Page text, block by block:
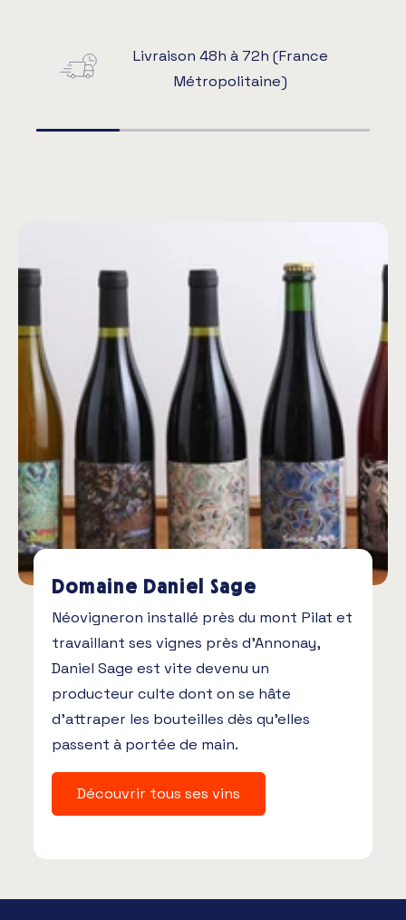
Livraison 48h à 72h (France
Métropolitaine)
Domaine Daniel Sage
Néovigneron installé près du mont Pilat et
travaillant ses vignes près d’Annonay,
Daniel Sage est vite devenu un
producteur culte dont on se hâte
d’attraper les bouteilles dès qu’elles
passent à portée de main.
Découvrir tous ses vins